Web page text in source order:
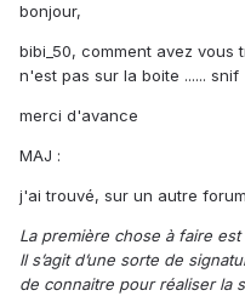
bonjour,
bibi_50, comment avez vous
n'est pas sur la boite ...... snif
merci d'avance
MAJ :
j'ai trouvé, sur un autre
La première chose à faire
Il s’agit d’une sorte de
de connaitre pour réaliser la